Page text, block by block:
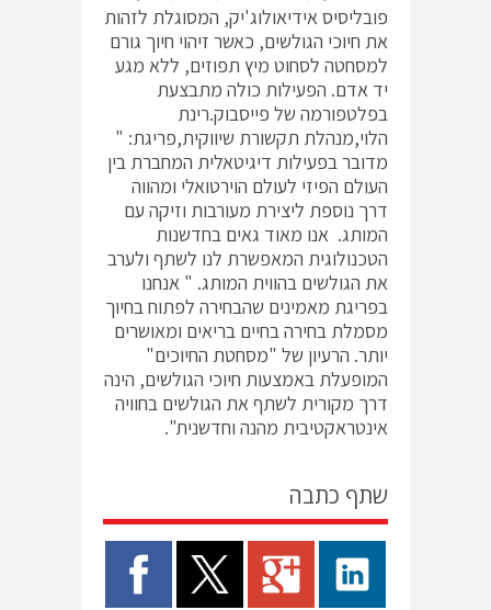
פובליסיס אידיאולוג'יק, המסוגלת לזהות
את חיוכי הגולשים, כאשר זיהוי חיוך גורם
למסחטה לסחוט מיץ תפוזים, ללא מגע
יד אדם. הפעילות כולה מתבצעת
בפלטפורמה של פייסבוק.רינת
הלוי,מנהלת תקשורת שיווקית,פריגת: "
מדובר בפעילות דיגיטאלית המחברת בין
העולם הפיזי לעולם הוירטואלי ומהווה
דרך נוספת ליצירת מעורבות וזיקה עם
המותג. אנו מאוד גאים בחדשנות
הטכנולוגית המאפשרת לנו לשתף ולערב
את הגולשים בהווית המותג. " אנחנו
בפריגת מאמינים שהבחירה לפתוח בחיוך
מסמלת בחירה בחיים בריאים ומאושרים
יותר. הרעיון של "מסחטת החיוכים"
המופעלת באמצעות חיוכי הגולשים, הינה
דרך מקורית לשתף את הגולשים בחוויה
אינטראקטיבית מהנה וחדשנית".
שתף כתבה